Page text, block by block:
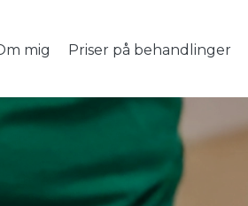
mig Priser på behandlinger